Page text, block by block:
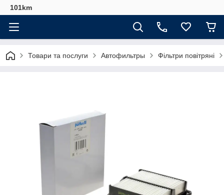
101km
Товари та послуги Автофильтры Фільтри повітряні